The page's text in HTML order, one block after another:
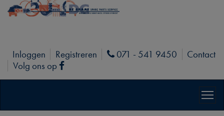
Inloggen Registreren Phone
071 - 541 9450
Contact
Volg ons op
Facebook